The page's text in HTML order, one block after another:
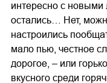
интересно с
остались… Нет,
настроились
мало пью, честное
дорогое, – или
вкусного среди